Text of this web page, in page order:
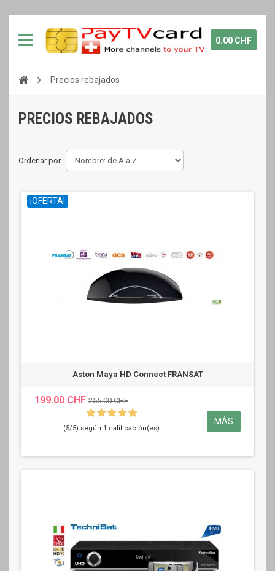
0.00 CHF
Precios rebajados
PRECIOS REBAJADOS
Ordenar por
¡OFERTA!
Aston Maya HD Connect FRANSAT
199.00 CHF 255.00 CHF
(5/5) según 1 calificación(es)
MÁS